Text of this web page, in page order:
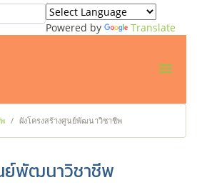
Powered by Translate
ผังโครงสร้างศูนย์พัฒนาวิชาชีพ
ย์พัฒนาวิชาชีพ